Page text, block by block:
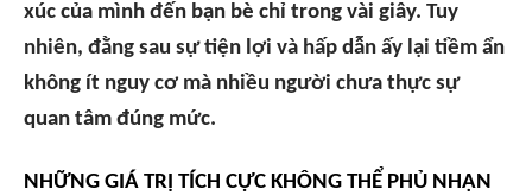
xúc của mình đến bạn bè chỉ trong vài giây. Tuy
nhiên, đằng sau sự tiện lợi và hấp dẫn ấy lại tiềm ẩn
không ít nguy cơ mà nhiều người chưa thực sự
quan tâm đúng mức.
NHỮNG GIÁ TRỊ TÍCH CỰC KHÔNG THỂ PHỦ NHẬN